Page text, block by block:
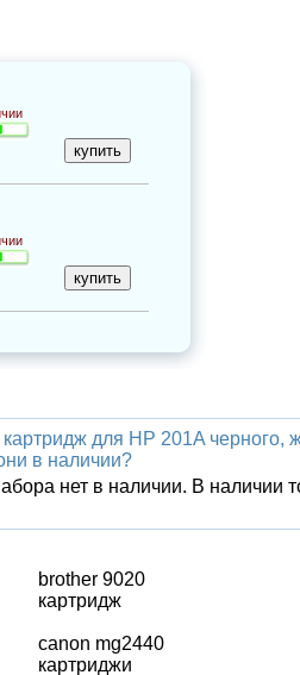
для HP 201A черного,
в наличии?
нет в наличии. В наличии
brother 9020
картридж
canon mg2440
картриджи